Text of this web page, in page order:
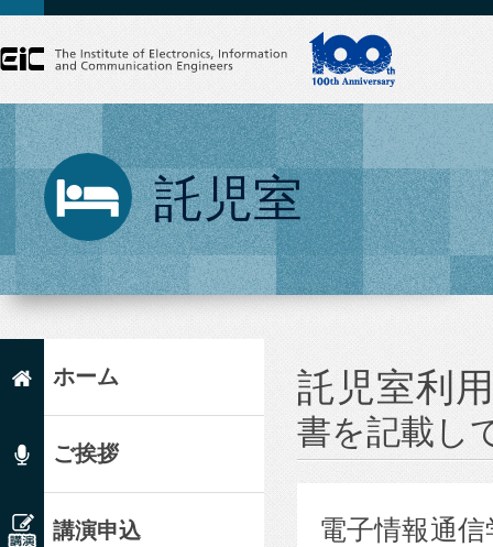
託児室
ホーム
ご挨拶
講演申込
託児室利
書を記載し
電子情報通